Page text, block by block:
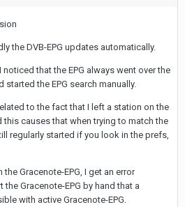
the DVB-EPG updates automatically.
that the EPG always went over the
the EPG search manually.
to the fact that I left a station on the
this causes that when trying to match the
regularly started if you look in the prefs,
Gracenote-EPG, I get an error
Gracenote-EPG by hand that a
with active Gracenote-EPG.